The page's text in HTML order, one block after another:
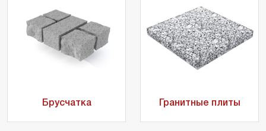
Брусчатка Гранитные плиты